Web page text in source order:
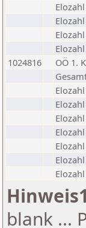
1024816
OÖ 1.
Hinweis1
blank ...